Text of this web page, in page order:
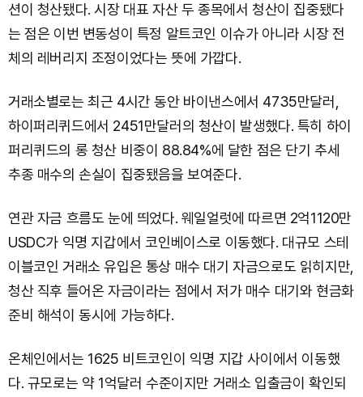
션이 청산됐다. 시장 대표 자산 두 종목에서 청산이 집중됐다
는 점은 이번 변동성이 특정 알트코인 이슈가 아니라 시장 전
체의 레버리지 조정이었다는 뜻에 가깝다.
거래소별로는 최근 4시간 동안 바이낸스에서 4735만달러,
하이퍼리퀴드에서 2451만달러의 청산이 발생했다. 특히 하이
퍼리퀴드의 롱 청산 비중이 88.84%에 달한 점은 단기 추세
추종 매수의 손실이 집중됐음을 보여준다.
연관 자금 흐름도 눈에 띄었다. 웨일얼럿에 따르면 2억1120만
USDC가 익명 지갑에서 코인베이스로 이동했다. 대규모 스테
이블코인 거래소 유입은 통상 매수 대기 자금으로도 읽히지만,
청산 직후 들어온 자금이라는 점에서 저가 매수 대기와 현금화
준비 해석이 동시에 가능하다.
온체인에서는 1625 비트코인이 익명 지갑 사이에서 이동했
다. 규모로는 약 1억달러 수준이지만 거래소 입출금이 확인되